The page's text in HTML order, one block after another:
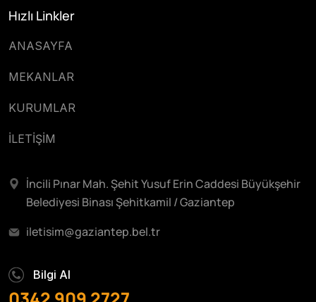
Hızlı Linkler
ANASAYFA
MEKANLAR
KURUMLAR
İLETİŞİM
İncili Pınar Mah. Şehit Yusuf Erin Caddesi Büyükşehir
Belediyesi Binası Şehitkamil / Gaziantep
iletisim@gaziantep.bel.tr
Bilgi Al